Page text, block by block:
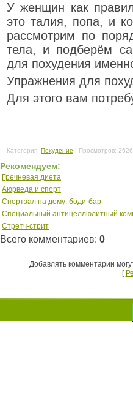
У женщин как
это талия, попа, и
рассмотрим по
тела, и подберём
для похудения
Упражнения для
Для этого вам
Категория: Похудение | Просмотров:
Рекомендуем:
Гречневая диета
Аюрведа и спорт
Спортзал на дому: боди-бар
Специальный антицеллюлитный
Стретч-стрит
Всего комментариев: 0
Добавлять комментарии
[